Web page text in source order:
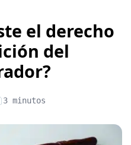
sobre Seguros de Vida
Contenido extra
el derecho
del
3 minutos